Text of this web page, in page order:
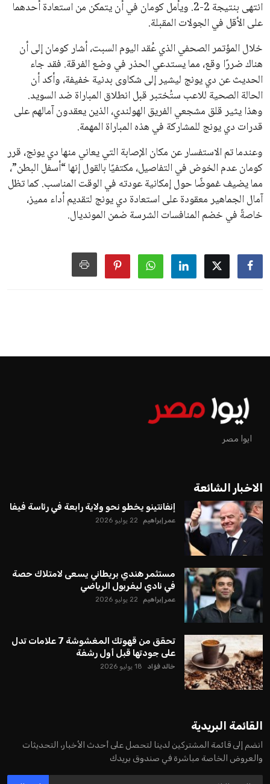
خلال المؤتمر الصحفي الذي عُقد اليوم السبت، أشار كومان إلى أن
هناك ضررًا وقع، مما يستدعي الحذر في وضع الفرقة. فقد جاء
الحديث عن دي يونج ليشير إلى شكاوى بدنية خفيفة، وأكد أن
الحالة الصحية للاعب ستُختبر قبل انطلاق المباراة ضد السويد.
وهذا يثير قلق مشجعي الفريق الهولندي، الذين يعقدون آمالهم على
قدرات دي يونج للمشاركة في هذه المباراة المهمة.
وعندما تم الاستفسار عن مكان الإصابة التي يعاني منها دي يونج، قرر
كومان عدم الخوض في التفاصيل، مكتفيًا بالقول إنها “أسفل البطن”،
مما يضيف غموضًا حول إمكانية عودته في الوقت المناسب. كما تظل
آمال الجماهير معقودة على استعادة دي يونج لتقديم أداء مميز،
خاصةً في خضم المنافسات الشرسة ضمن المونديال.
يبدو أن السويسري جياني إنفانتينو في طريقه للاحتفاظ بمنصبه
كرئيس للاتحاد الدولي لكرة القدم “فيفا” لفترة رابعة، بعد أن حصل
الجمعية العمومية. مما يعزز فرصته للفوز في الانتخابات المقررة عام
2027، ويجعله المرشح الأكثر حظًا حتى الآن.
هذا الدعم الواسع يأتي على الرغم من الانتقادات التي وجهت
لإنفانتينو في الآونة الأخيرة. حتى الآن، لم يتقدم أي مرشح منافس
المقبل.
يعتمد إنفانتينو على قاعدة دعم قوية من الاتحادات القارية المختلفة،
بما في ذلك الاتحاد الأفريقي والآسيوي، بالإضافة إلى دعم غالبية